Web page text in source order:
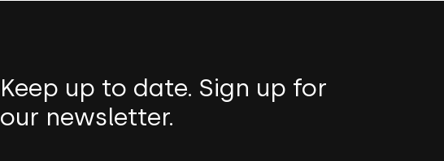
Keep up to date. Sign up for
our newsletter.